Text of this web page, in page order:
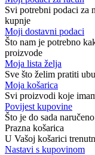
Svi potrebni podaci za
kupnje
Moji dostavni podaci
Što nam je potrebno
proizvode
Moja lista želja
Sve što želim pratiti
Moja košarica
Svi proizvodi koje
Povijest kupovine
Što je do sada naručeno
Prazna košarica
U Vašoj košarici
Nastavi s kupovinom